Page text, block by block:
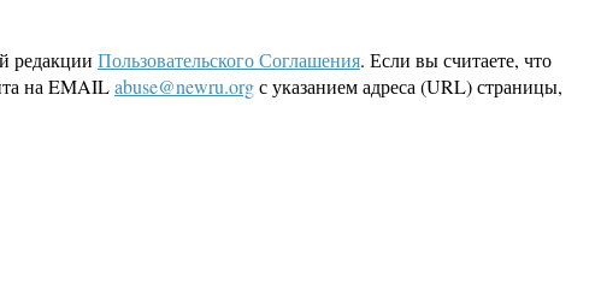
редакции Пользовательского Соглашения. Если вы считаете, что
на EMAILabuse@newru.orgс указанием адреса (URL) страницы,